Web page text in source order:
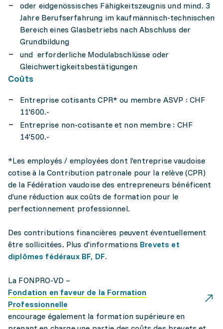
oder eidgenössisches Fähigkeitszeugnis und mind. 3
Jahre Berufserfahrung im kaufmännisch-technischen
Bereich eines Glasbetriebs nach Abschluss der
Grundbildung
und erforderliche Modulabschlüsse oder
Gleichwertigkeitsbestätigungen
Coûts
Entreprise cotisants CPR* ou membre ASVP : CHF
11'600.-
Entreprise non-cotisante et non membre : CHF
14'500.-
*Les employés / employées dont l’entreprise vaudoise
cotise à la Contribution patronale pour la relève (CPR)
de la Fédération vaudoise des entrepreneurs bénéficent
d’une réduction aux coûts de formation pour le
perfectionnement professionnel.
Des contributions financières peuvent éventuellement
être sollicitées. Plus d'informations Brevets et
diplômes fédéraux BF, DF.
La FONPRO-VD –
Fondation en faveur de la Formation
Professionnelle
encourage également la formation supérieure en